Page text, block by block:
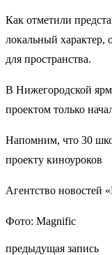
Как отметили
локальный характер,
для пространства.
В Нижегородской
проектом только
Напомним, что 30
проекту киноуроков
Агентство
Фото: Magnific
предыдущая запись